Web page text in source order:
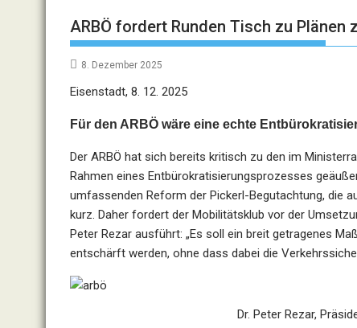
ARBÖ fordert Runden Tisch zu
8. Dezember 2025
Eisenstadt, 8. 12. 2025
Für den ARBÖ wäre eine echte
Der ARBÖ hat sich bereits kritisch zu den im
Rahmen eines Entbürokratisierungsprozesses
umfassenden Reform der Pickerl-Begutachtung, die
kurz. Daher fordert der Mobilitätsklub vor der
Peter Rezar ausführt: „Es soll ein breit getragenes
entschärft werden, ohne dass dabei die
Dr. Peter Rezar,